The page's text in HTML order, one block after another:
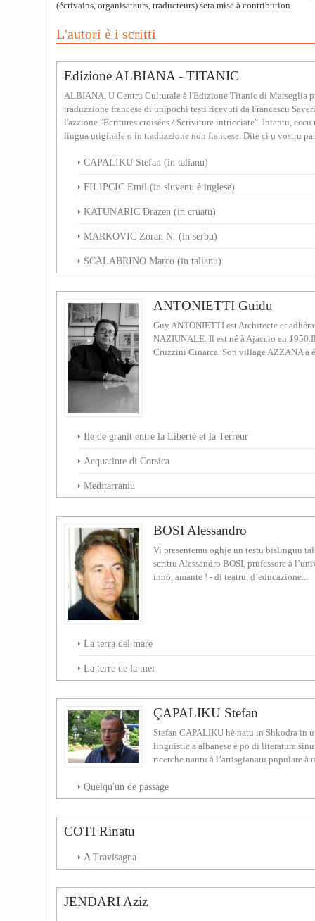
(écrivains, organisateurs, traducteurs) sera mise à contribution.
L'autori è i scritti
Edizione ALBIANA - TITANIC
ALBIANA, U Centru Culturale è l'Edizione Titanic di Marseglia
traduzzione francese di unipochi testi ricevuti da Francescu
l'azzione "Ecritures croisées / Scriviture intricciate". Intantu, eccu
lingua uriginale o in traduzzione non francese. Dite ci u vostru
CAPALIKU Stefan (in talianu)
FILIPCIC Emil (in sluvenu è inglese)
KATUNARIC Drazen (in cruatu)
MARKOVIC Zoran N. (in serbu)
SCALABRINO Marco (in talianu)
ANTONIETTI Guidu
Guy ANTONIETTI est Architecte et
NAZIUNALE. Il est né à Ajaccio en
Cruzzini Cinarca. Son village AZZANA a
Ile de granit entre la Liberté et la Terreur
Acquatinte di Corsica
Meditarraniu
BOSI Alessandro
Vi presentemu oghje un testu bislinguu
scrittu Alessandro BOSI, prufessore à
innò, amante ! - di teatru, d’educazione...
La terra del mare
La terre de la mer
ÇAPALIKU Stefan
Stefan CAPALIKU hè natu in Shkodra in
linguistic a albanese è po di literatura
ricerche nantu à l’artisgianatu pupulare à
Quelqu'un de passage
COTI Rinatu
A Travisagna
JENDARI Aziz